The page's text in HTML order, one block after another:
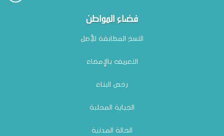
فضاء المواطن
النسخ المطابقة للأصل
التعريف بالإمضاء
رخص البناء
الجباية المحلية
الحالة المدنية